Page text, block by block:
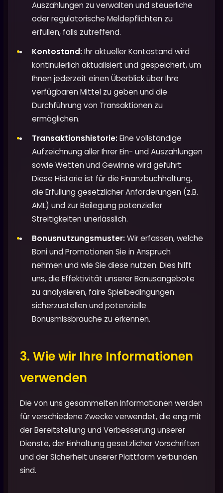
Auszahlungen zu verwalten und steuerliche
oder regulatorische Meldepflichten zu
erfüllen, falls zutreffend.
Kontostand:Ihr aktueller Kontostand wird
kontinuierlich aktualisiert und gespeichert, um
Ihnen jederzeit einen Überblick über Ihre
verfügbaren Mittel zu geben und die
Durchführung von Transaktionen zu
ermöglichen.
Transaktionshistorie:Eine vollständige
Aufzeichnung aller Ihrer Ein- und Auszahlungen
sowie Wetten und Gewinne wird geführt.
Diese Historie ist für die Finanzbuchhaltung,
die Erfüllung gesetzlicher Anforderungen (z.B.
AML) und zur Beilegung potenzieller
Streitigkeiten unerlässlich.
Bonusnutzungsmuster:Wir erfassen, welche
Boni und Promotionen Sie in Anspruch
nehmen und wie Sie diese nutzen. Dies hilft
uns, die Effektivität unserer Bonusangebote
zu analysieren, faire Spielbedingungen
sicherzustellen und potenzielle
Bonusmissbräuche zu erkennen.
3. Wie wir Ihre Informationen
verwenden
Die von uns gesammelten Informationen werden
für verschiedene Zwecke verwendet, die eng mit
der Bereitstellung und Verbesserung unserer
Dienste, der Einhaltung gesetzlicher Vorschriften
und der Sicherheit unserer Plattform verbunden
sind.